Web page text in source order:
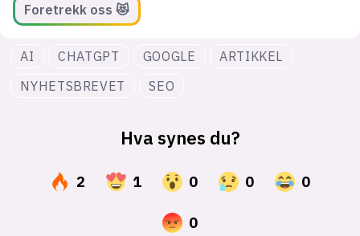
Foretrekk oss 😻
AI CHATGPT GOOGLE
ARTIKKEL
NYHETSBREVET
SEO